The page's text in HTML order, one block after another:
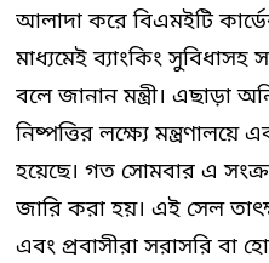
আলাদা করে বিএমইটি
মাধ্যমেই ব্যাংকিং সুবিধাসহ
বলে জানান মন্ত্রী।
নিষ্পত্তির লক্ষ্যে
হয়েছে। গত সোমবার এ
জারি করা হয়। এই সেল
এবং প্রবাসীরা সরাসরি বা